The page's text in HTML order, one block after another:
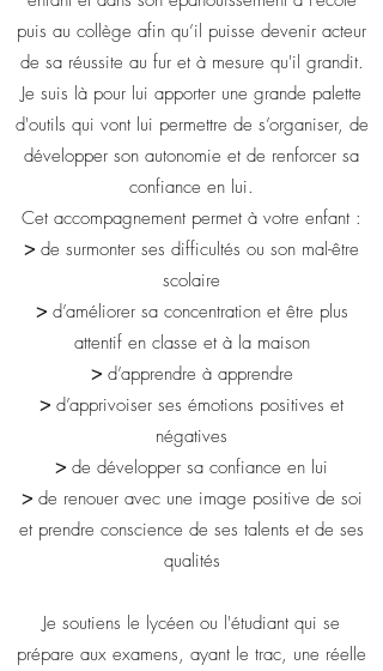
puis au collège afin qu’il puisse devenir acteur
de sa réussite au fur et à mesure qu'il grandit.
Je suis là pour lui apporter une grande palette
d'outils qui vont lui permettre de s’organiser, de
développer son autonomie et de renforcer sa
confiance en lui.
Cet accompagnement permet à votre enfant :
> de surmonter ses difficultés ou son mal-être
scolaire
>d’améliorer sa concentration et être plus
attentif en classe et à la maison
>d’apprendre à apprendre
> d’apprivoiser ses émotions positives et
négatives
> de développer sa confiance en lui
> de renouer avec une image positive de soi
et prendre conscience de ses talents et de ses
qualités
Je soutiens le lycéen ou l'étudiant qui se
prépare aux examens, ayant le trac, une réelle